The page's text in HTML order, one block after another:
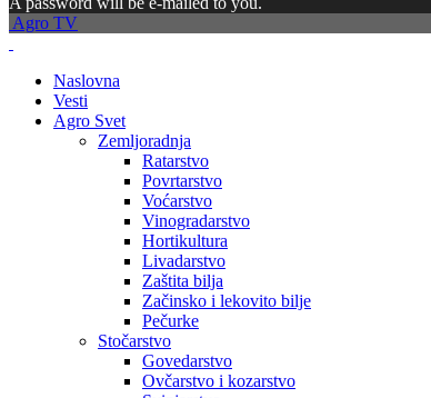
Agro TV
Naslovna
Vesti
Agro Svet
Zemljoradnja
Ratarstvo
Povrtarstvo
Voćarstvo
Vinogradarstvo
Hortikultura
Livadarstvo
Zaštita bilja
Začinsko i lekovito bilje
Pečurke
Stočarstvo
Govedarstvo
Ovčarstvo i kozarstvo